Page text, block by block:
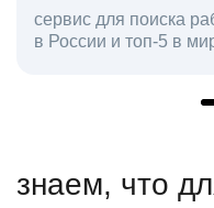
средняя оценка
знаем, что